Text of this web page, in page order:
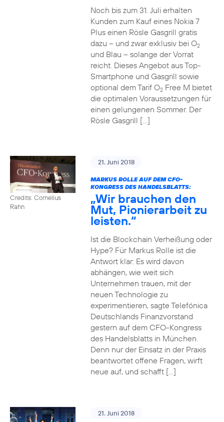
Noch bis zum 31. Juli erhalten
Kunden zum Kauf eines Nokia 7
Plus einen Rösle Gasgrill gratis
dazu – und zwar exklusiv bei O2
und Blau – solange der Vorrat
reicht. Dieses Angebot aus Top-
Smartphone und Gasgrill sowie
optional dem Tarif O2Free M bietet
die optimalen Voraussetzungen für
einen gelungenen Sommer. Der
Rösle Gasgrill […]
Credits: Cornelius
Rahn
21. Juni 2018
MARKUS ROLLE AUF DEM CFO-
KONGRESS DES HANDELSBLATTS:
„Wir brauchen den
Mut, Pionierarbeit zu
leisten.“
Ist die Blockchain Verheißung oder
Hype? Für Markus Rolle ist die
Antwort klar: Es wird davon
abhängen, wie weit sich
Unternehmen trauen, mit der
neuen Technologie zu
experimentieren, sagte Telefónica
Deutschlands Finanzvorstand
gestern auf dem CFO-Kongress
des Handelsblatts in München.
Denn nur der Einsatz in der Praxis
beantwortet offene Fragen, wirft
neue auf, und schafft […]
21. Juni 2018